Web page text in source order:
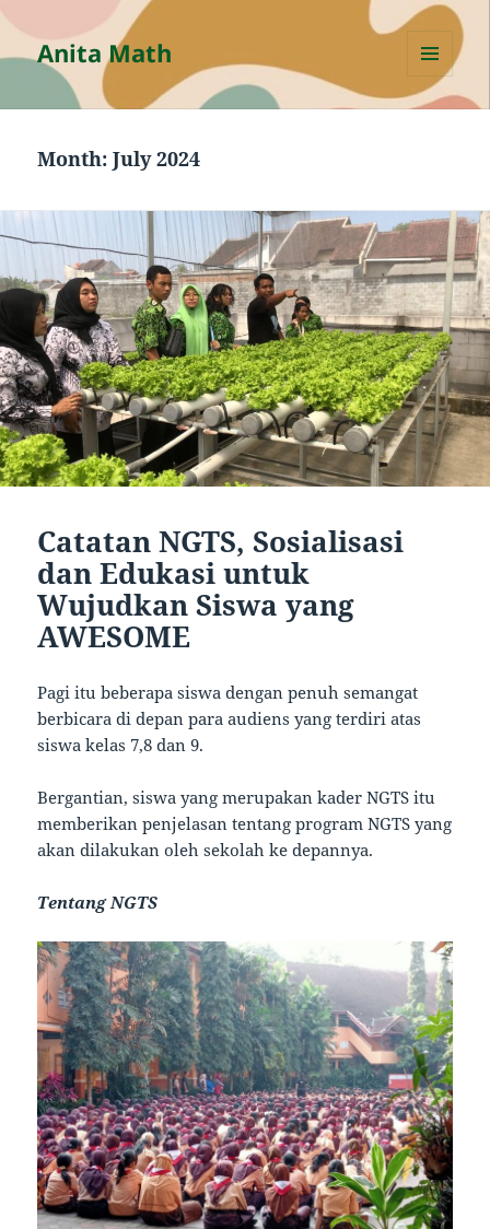
Anita Math
MENU
AND
Month:July 2024
Catatan NGTS, Sosialisasi
dan Edukasi untuk
Wujudkan Siswa yang
AWESOME
Pagi itu beberapa siswa dengan penuh semangat
berbicara di depan para audiens yang terdiri atas
siswa kelas 7,8 dan 9.
Bergantian, siswa yang merupakan kader NGTS itu
memberikan penjelasan tentang program NGTS yang
akan dilakukan oleh sekolah ke depannya.
Tentang NGTS